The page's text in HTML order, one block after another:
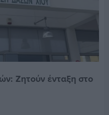
Ζητούν ένταξη στο